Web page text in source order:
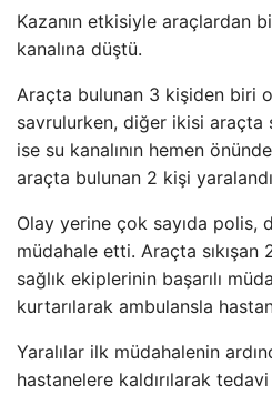
Kazanın etkisiyle araçlardan
kanalına düştü.
Araçta bulunan 3 kişiden biri
savrulurken, diğer ikisi araçta
ise su kanalının hemen
araçta bulunan 2 kişi
Olay yerine çok sayıda polis,
müdahale etti. Araçta
sağlık ekiplerinin başarılı
kurtarılarak ambulansla
Yaralılar ilk müdahalenin
hastanelere kaldırılarak tedavi